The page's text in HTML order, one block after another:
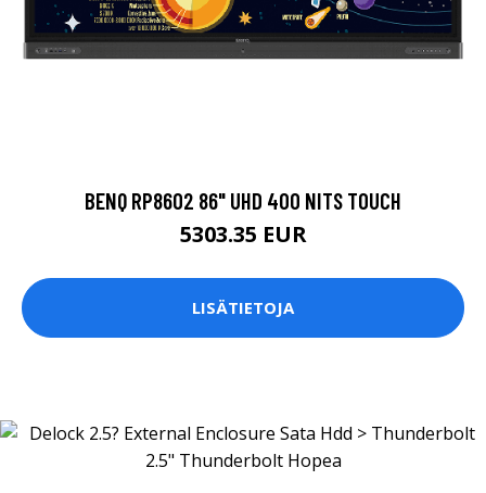
BENQ RP8602 86" UHD 400 NITS TOUCH
5303.35 EUR
LISÄTIETOJA